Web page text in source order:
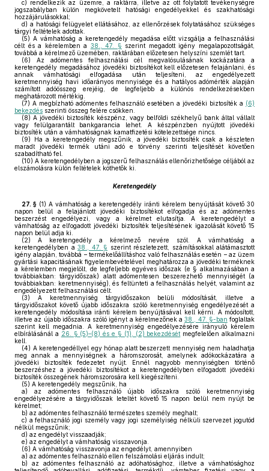
c) rendelkezik az üzemre, a raktárra, illetve az ott folytatott tevékenységre
jogszabályban külön megkövetelt hatósági engedélyekkel és szakhatósági
hozzájárulásokkal;
d) a hatósági felügyelet ellátásához, az ellenőrzések folytatásához szükséges
tárgyi feltételek adottak.
(5) A vámhatóság a keretengedély megadása előtt vizsgálja a felhasználási
célt és a kérelemben a 38., 47. § szerint megadott igény megalapozottságát,
továbbá a kérelmező üzemében, raktárában előzetesen helyszíni szemlét tart.
(6) Az adómentes felhasználási cél megvalósulásának kockázatára a
keretengedély megadásához jövedéki biztosítékot kell előzetesen felajánlani, és
annak vámhatósági elfogadása után teljesíteni, az engedélyezett
keretmennyiség havi időarányos mennyisége és a hatályos adómérték alapján
számított adóösszeg erejéig, de legfeljebb a különös rendelkezésekben
meghatározott mértékig.
(7) A megbízható adómentes felhasználó esetében a jövedéki biztosíték a (6)
bekezdés szerinti összeg felére csökken.
(8) A jövedéki biztosíték készpénz, vagy belföldi székhelyű bank által vállalt
vagy felülgarantált bankgarancia lehet. A készpénzben nyújtott jövedéki
biztosíték után a vámhatóságnak kamatfizetési kötelezettsége nincs.
(9) Ha a keretengedély megszűnik, a jövedéki biztosíték csak a készleten
maradt jövedéki termék utáni adó e törvény szerinti teljesítését követően
szabadítható fel.
(10) A keretengedélyben a jogszerű felhasználás ellenőrizhetősége céljából az
elszámolásra külön feltételek köthetők ki.
Keretengedély
27. § (1) A vámhatóság a keretengedély iránti kérelem benyújtását követő 30
napon belül a felajánlott jövedéki biztosítékot elfogadja és az adómentes
beszerzést engedélyezi, vagy a kérelmet elutasítja. A keretengedélyt a
vámhatóság az elfogadott jövedéki biztosíték teljesítésének igazolását követő 15
napon belül adja ki.
(2) A keretengedély a kérelmező nevére szól. A vámhatóság a
keretengedélyben a 38., 47. § szerint részletezett, számításokkal alátámasztott
igény alapján, továbbá – termékelőállításhoz való felhasználás esetén – az üzem
gyártási kapacitásának figyelembevételével meghatározza a jövedéki terméknek
a kérelemben megjelölt, de legfeljebb egyéves időszak (e § alkalmazásában a
továbbiakban: tárgyidőszak) alatt adómentesen beszerezhető mennyiségét (a
továbbiakban: keretmennyiség), és feltünteti a felhasználás helyét, valamint az
engedélyezett felhasználási célt.
(3) A keretmennyiség tárgyidőszakon belüli módosítását, illetve a
tárgyidőszakot követő újabb időszakra szóló keretmennyiség engedélyezését a
keretengedély módosítása iránti kérelem benyújtásával kell kérni. A módosított,
illetve az újabb időszakra szóló igényt a kérelmezőnek a38., 47. §-ban foglaltak
szerint kell megadnia. A keretmennyiség engedélyezésére irányuló kérelem
elbírálásánál a 26. § (5)–(8) és e § (1), (2) bekezdését megfelelően alkalmazni
kell.
(4) A keretengedéllyel egy hónap alatt beszerzett mennyiség nem haladhatja
meg annak a mennyiségnek a háromszorosát, amelynek adókockázatára a
jövedéki biztosíték fedezetet nyújt. Ennél nagyobb mennyiségben történő
beszerzéshez a jövedéki biztosítékot a keretengedélyben elfogadott jövedéki
biztosíték összegének háromszorosára kell kiegészíteni.
(5) A keretengedély megszűnik, ha
a) az adómentes felhasználó újabb időszakra szóló keretmennyiség
engedélyezésére a tárgyidőszak leteltét követő 15 napon belül nem nyújt be
kérelmet;
b) az adómentes felhasználó természetes személy meghalt;
c) a felhasználó jogi személy vagy jogi személyiség nélküli szervezet jogutód
nélkül megszűnik;
d) az engedélyt visszaadják;
e) az engedélyt a vámhatóság visszavonja.
(6) A vámhatóság visszavonja az engedélyt, amennyiben
a) az adómentes felhasználó ellen felszámolási eljárás indult;
b) az adómentes felhasználó az adóhatósághoz, illetve a vámhatósághoz